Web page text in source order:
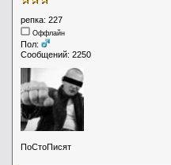
репка: 227
Оффлайн
Пол:
Сообщений: 2250
ПоСтоПисят